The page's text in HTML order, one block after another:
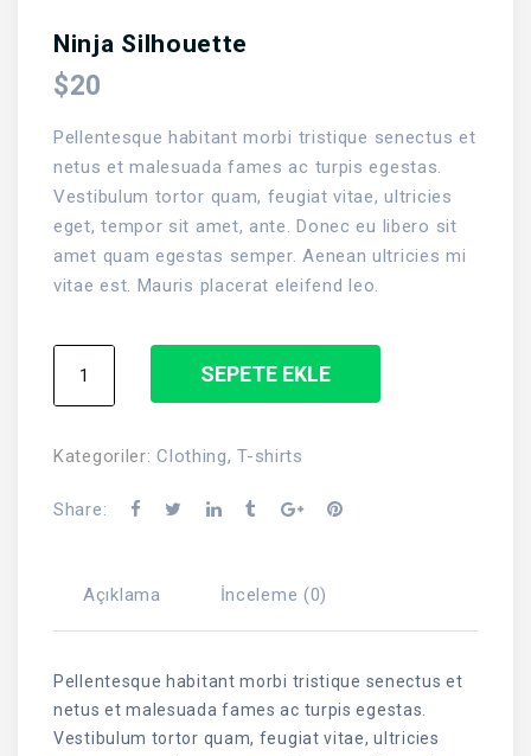
Ninja Silhouette
$20
Pellentesque habitant morbi tristique senectus et
netus et malesuada fames ac turpis egestas.
Vestibulum tortor quam, feugiat vitae, ultricies
eget, tempor sit amet, ante. Donec eu libero sit
amet quam egestas semper. Aenean ultricies mi
vitae est. Mauris placerat eleifend leo.
Silhouette
SEPETE EKLE
Kategoriler:Clothing,T-shirts
Share:
Açıklama İnceleme (0)
Pellentesque habitant morbi tristique senectus et
netus et malesuada fames ac turpis egestas.
Vestibulum tortor quam, feugiat vitae, ultricies